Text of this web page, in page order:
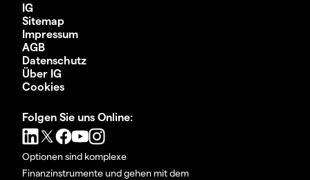
IG
Sitemap
Impressum
AGB
Datenschutz
Über IG
Cookies
Folgen Sie uns Online:
Optionen sind komplexe
Finanzinstrumente und gehen mit dem